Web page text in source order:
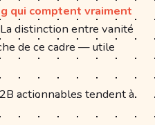
qui comptent vraiment
distinction entre vanité
de ce cadre — utile
actionnables tendent à